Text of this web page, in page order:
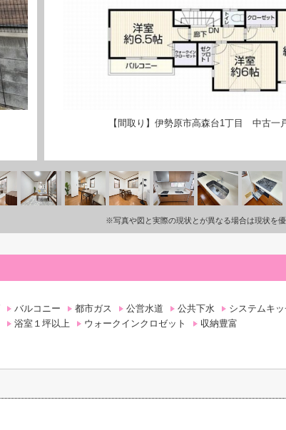
【間取り】伊勢原市高森台1丁目 中古一
※写真や図と実際の現状とが異なる場合は現状を優
バルコニー 都市ガス 公営水道 公共下水
システムキ
浴室１坪以上 ウォークインクロゼット
収納豊富